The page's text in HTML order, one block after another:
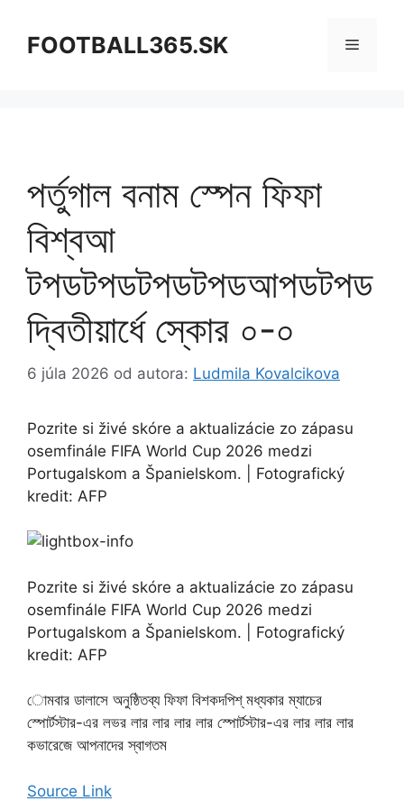
obsahFOOTBALL365.SK Menu
পর্তুগাল বনাম স্পেন ফিফা
বিশ্বআ
টপডটপডটপডটপডআপডটপড
দ্বিতীয়ার্ধে স্কোর ০-০
6 júla 2026 od autora: Ludmila Kovalcikova
Pozrite si živé skóre a aktualizácie zo zápasu
osemfinále FIFA World Cup 2026 medzi
Portugalskom a Španielskom. | Fotografický
kredit: AFP
Pozrite si živé skóre a aktualizácie zo zápasu
osemfinále FIFA World Cup 2026 medzi
Portugalskom a Španielskom. | Fotografický
kredit: AFP
োমবার ডালাসে অনুষ্ঠিতব্য ফিফা বিশকদপিশ্ মধ্যকার ম্যাচের
স্পোর্টস্টার-এর লভর লার লার লার লার স্পোর্টস্টার-এর লার লার লার
কভারেজে আপনাদের স্বাগতম
Source Link